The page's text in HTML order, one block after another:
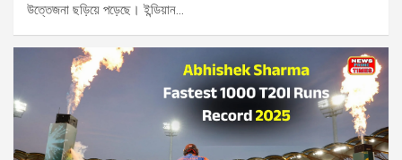
উত্তেজনা ছড়িয়ে পড়েছে। ইন্ডিয়ান…